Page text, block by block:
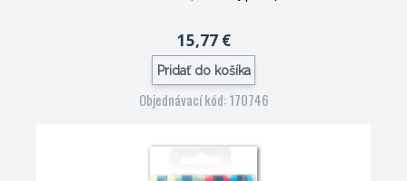
15,77 €
Pridať do košíka
Objednávací kód: 170746